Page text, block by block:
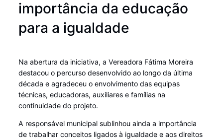
importância da educação
para a igualdade
Na abertura da iniciativa, a Vereadora Fátima Moreira
destacou o percurso desenvolvido ao longo da última
década e agradeceu o envolvimento das equipas
técnicas, educadoras, auxiliares e famílias na
continuidade do projeto.
A responsável municipal sublinhou ainda a importância
de trabalhar conceitos ligados à igualdade e aos direitos